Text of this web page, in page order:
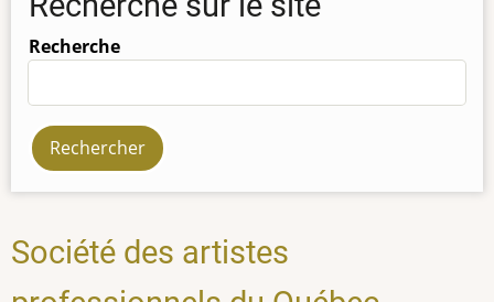
Recherche
Société des artistes